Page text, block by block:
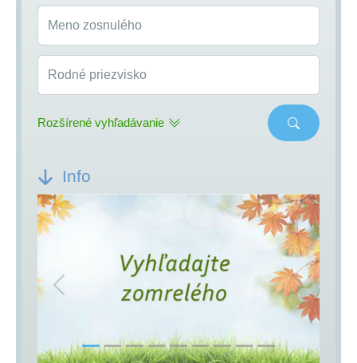
Meno zosnulého
Rodné priezvisko
Rozšírené vyhľadávanie
Info
Previous Next